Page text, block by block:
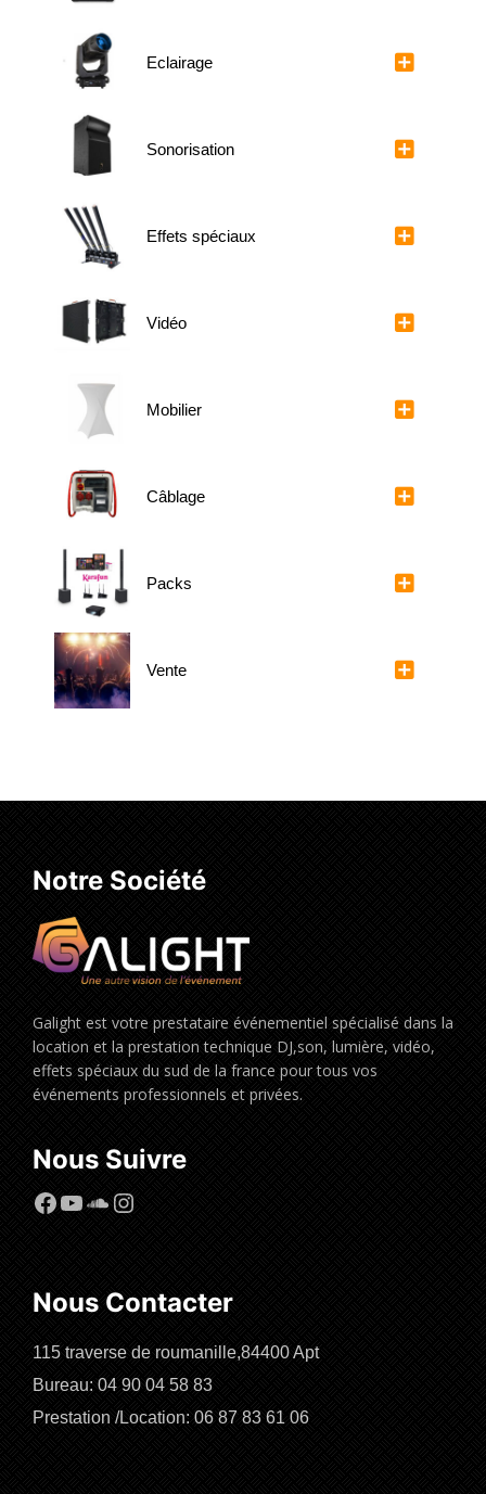
Eclairage
Sonorisation
Effets spéciaux
Vidéo
Mobilier
Câblage
Packs
Vente
Notre Société
Galight est votre prestataire événementiel spécialisé dans la
location et la prestation technique DJ,son, lumière, vidéo,
effets spéciaux du sud de la france pour tous vos
événements professionnels et privées.
Nous Suivre
Facebook
YouTube
SoundCloud
Instagram
Nous Contacter
115 traverse de roumanille,84400 Apt
Bureau: 04 90 04 58 83
Prestation /Location: 06 87 83 61 06